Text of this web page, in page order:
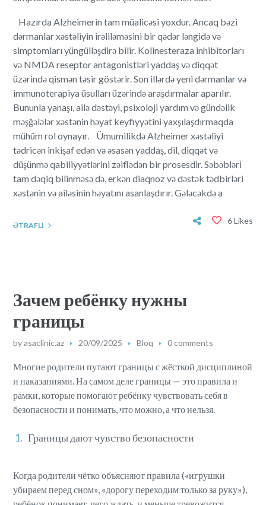
Hazırda Alzheimerin tam müalicəsi yoxdur. Ancaq bəzi
dərmanlar xəstəliyin irəliləməsini bir qədər ləngidə və
simptomları yüngülləşdirə bilir. Kolinesteraza inhibitorları
və NMDA reseptor antagonistləri yaddaş və diqqət
üzərində qismən təsir göstərir. Son illərdə yeni dərmanlar və
immunoterapiya üsulları üzərində araşdırmalar aparılır.
Bununla yanaşı, ailə dəstəyi, psixoloji yardım və gündəlik
məşğələlər xəstənin həyat keyfiyyətini yaxşılaşdırmaqda
mühüm rol oynayır. Ümumilikdə Alzheimer xəstəliyi
tədricən inkişaf edən və əsasən yaddaş, dil, diqqət və
düşünmə qabiliyyətlərini zəiflədən bir prosesdir. Səbəbləri
tam dəqiq bilinməsə də, erkən diaqnoz və dəstək tədbirləri
xəstənin və ailəsinin həyatını asanlaşdırır. Gələcəkdə a
ƏTRAFLI 6 Likes
Зачем ребёнку нужны
границы
byasaclinic.az 20/09/2025 Bloq 0 comments
Многие родители путают границы с жёсткой дисциплиной
и наказаниями. На самом деле границы — это правила и
рамки, которые помогают ребёнку чувствовать себя в
безопасности и понимать, что можно, а что нельзя.
Границы дают чувство безопасности
Когда родители чётко объясняют правила («игрушки
убираем перед сном», «дорогу переходим только за руку»),